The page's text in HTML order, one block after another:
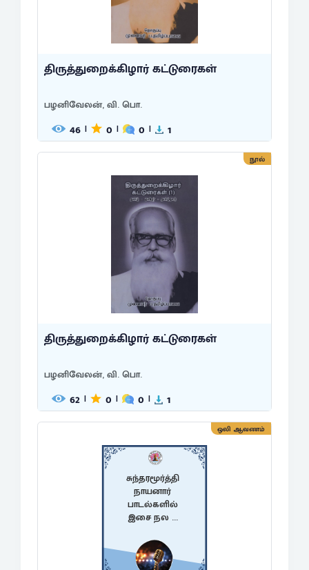
திருத்துறைக்கிழார் கட்டுரைகள்
பழனிவேலன், வி. பொ.
46 | 0 | 0 | 1
நூல்
திருத்துறைக்கிழார் கட்டுரைகள்
பழனிவேலன், வி. பொ.
62 | 0 | 0 | 1
ஒலி ஆவணம்
சுந்தரமூர்த்தி
நாயனார்
பாடல்களில்
இசை நல ...